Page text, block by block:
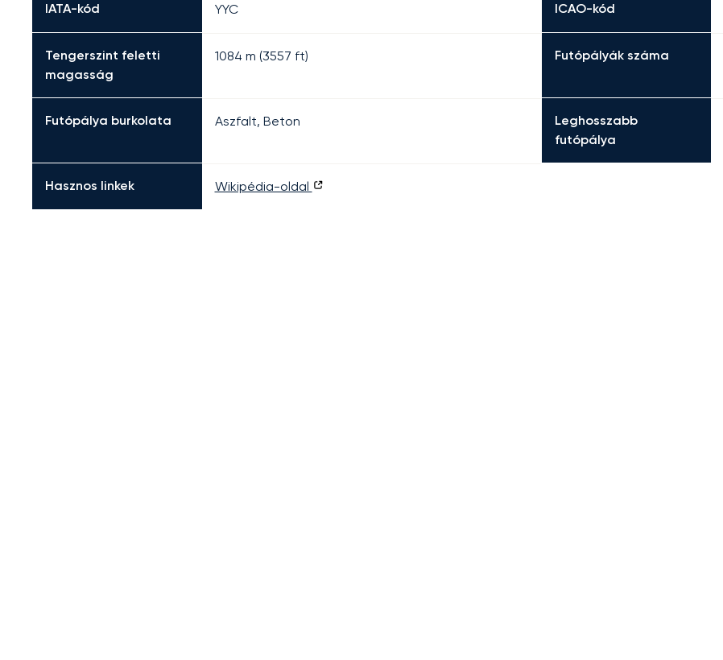
IATA-kód YYC ICAO-kód
Tengerszint feletti
magasság
1084 m (3557 ft) Futópályák száma
Futópálya burkolata Aszfalt, Beton
Leghosszabb
futópálya
Hasznos linkek Wikipédia-oldal